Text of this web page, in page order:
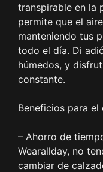
transpirable en la
permite que el
manteniendo tus
todo el día. Di
húmedos, y
constante.
Beneficios para el
– Ahorro de
Wearallday, no
cambiar de